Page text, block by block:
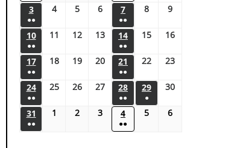
3
●●
4 5 6 7
●●
8 9
10
●●
11 12 13 14
●●
15 16
17
●●
18 19 20 21
●●
22 23
24
●●
25 26 27 28
●●
29
●
30
31
●●
1 2 3 4
●●
5 6